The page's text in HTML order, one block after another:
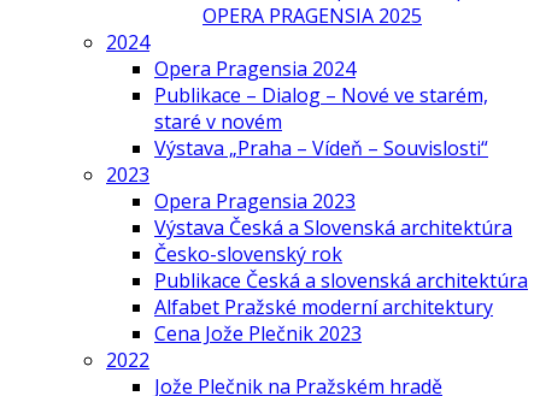
OPERA PRAGENSIA 2025
2024
Opera Pragensia 2024
Publikace – Dialog – Nové ve starém,
staré v novém
Výstava „Praha – Vídeň – Souvislosti“
2023
Opera Pragensia 2023
Výstava Česká a Slovenská architektúra
Česko-slovenský rok
Publikace Česká a slovenská architektúra
Alfabet Pražské moderní architektury
Cena Jože Plečnik 2023
2022
Jože Plečnik na Pražském hradě